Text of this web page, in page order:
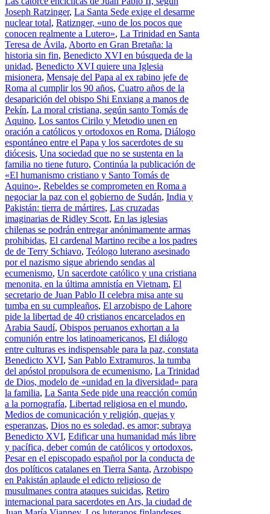
Joseph Ratzinger, La Santa Sede exige el desarme
nuclear total, Ratiznger, «uno de los pocos que
conocen realmente a Lutero», La Trinidad en Santa
Teresa de Ávila, Aborto en Gran Bretaña: la
historia sin fin, Benedicto XVI en búsqueda de la
unidad, Benedicto XVI quiere una Iglesia
misionera, Mensaje del Papa al ex rabino jefe de
Roma al cumplir los 90 años, Cuatro años de la
desaparición del obispo Shi Enxiang a manos de
Pekín, La moral cristiana, según santo Tomás de
Aquino, Los santos Cirilo y Metodio unen en
oración a católicos y ortodoxos en Roma, Diálogo
espontáneo entre el Papa y los sacerdotes de su
diócesis, Una sociedad que no se sustenta en la
familia no tiene futuro, Continúa la publicación de
«El humanismo cristiano y Santo Tomás de
Aquino», Rebeldes se comprometen en Roma a
negociar la paz con el gobierno de Sudán, India y
Pakistán: tierra de mártires, Las cruzadas
imaginarias de Ridley Scott, En las iglesias
chilenas se podrán entregar anónimamente armas
prohibidas, El cardenal Martino recibe a los padres
de de Terry Schiavo, Teólogo luterano asesinado
por el nazismo sigue abriendo sendas al
ecumenismo, Un sacerdote católico y una cristiana
menonita, en la última amnistía en Vietnam, El
secretario de Juan Pablo II celebra misa ante su
tumba en su cumpleaños, El arzobispo de Lahore
pide la libertad de 40 cristianos encarcelados en
Arabia Saudí, Obispos peruanos exhortan a la
comunión entre los latinoamericanos, El diálogo
entre culturas es indispensable para la paz, constata
Benedicto XVI, San Pablo Extramuros, la tumba
del apóstol propulsora de ecumenismo, La Trinidad
de Dios, modelo de «unidad en la diversidad» para
la familia, La Santa Sede pide una reacción común
a la pornografía, Libertad religiosa en el mundo,
Medios de comunicación y religión, quejas y
esperanzas, Dios no es soledad, es amor; subraya
Benedicto XVI, Edificar una humanidad más libre
y pacífica, deber común de católicos y ortodoxos,
Pesar en el episcopado español por la conducta de
dos políticos catalanes en Tierra Santa, Arzobispo
en Pakistán aplaude el edicto religioso de
musulmanes contra ataques suicidas, Retiro
internacional para sacerdotes en Ars, la ciudad de